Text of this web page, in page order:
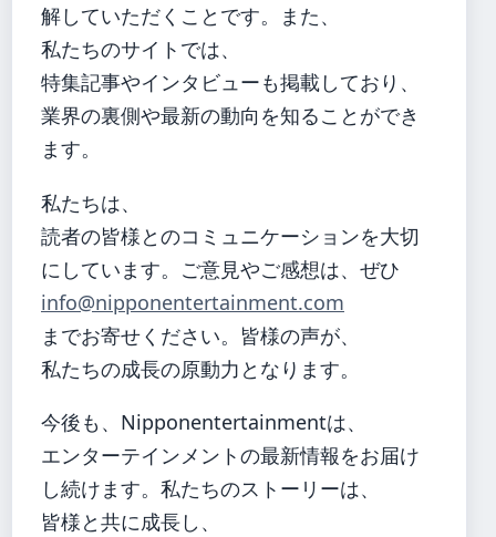
解していただくことです。また、
私たちのサイトでは、
特集記事やインタビューも掲載しており、
業界の裏側や最新の動向を知ることができ
ます。
私たちは、
読者の皆様とのコミュニケーションを大切
にしています。ご意見やご感想は、ぜひ
info@nipponentertainment.com
までお寄せください。皆様の声が、
私たちの成長の原動力となります。
今後も、Nipponentertainmentは、
エンターテインメントの最新情報をお届け
し続けます。私たちのストーリーは、
皆様と共に成長し、